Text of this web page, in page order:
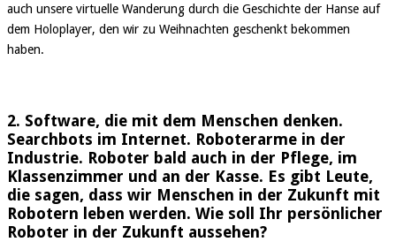
auch unsere virtuelle Wanderung durch die Geschichte der Hanse auf
dem Holoplayer, den wir zu Weihnachten geschenkt bekommen
haben.
2. Software, die mit dem Menschen denken.
Searchbots im Internet. Roboterarme in der
Industrie. Roboter bald auch in der Pflege, im
Klassenzimmer und an der Kasse. Es gibt Leute,
die sagen, dass wir Menschen in der Zukunft mit
Robotern leben werden. Wie soll Ihr persönlicher
Roboter in der Zukunft aussehen?